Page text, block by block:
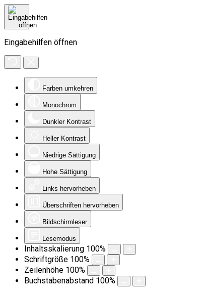
Eingabehilfen öffnen
Farben umkehren
Monochrom
Dunkler Kontrast
Heller Kontrast
Niedrige Sättigung
Hohe Sättigung
Links hervorheben
Überschriften hervorheben
Bildschirmleser
Lesemodus
Inhaltsskalierung 100%
Schriftgröße 100%
Zeilenhöhe 100%
Buchstabenabstand 100%